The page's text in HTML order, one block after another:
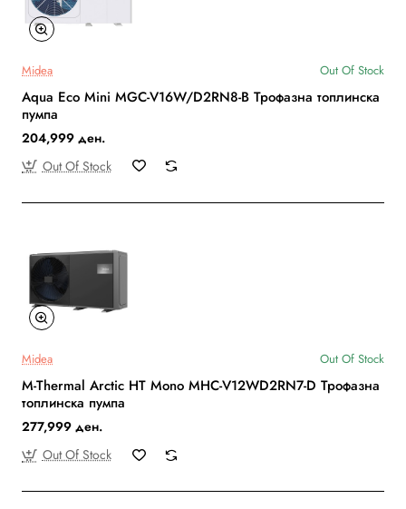
Midea Out Of Stock
Aqua Eco Mini MGC-V16W/D2RN8-B Трофазна топлинска
пумпа
204,999 ден.
Out Of Stock
Midea Out Of Stock
M-Thermal Arctic HT Mono MHC-V12WD2RN7-D Трофазна
топлинска пумпа
277,999 ден.
Out Of Stock